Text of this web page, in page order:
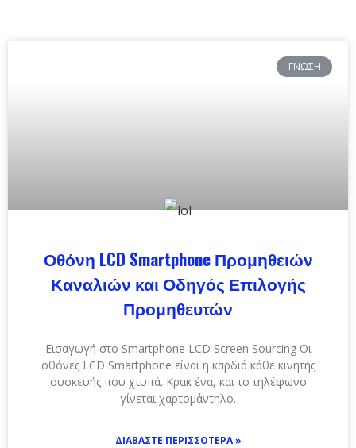
ΓΝΏΣΗ
Οθόνη LCD Smartphone Προμηθειών
Καναλιών και Οδηγός Επιλογής
Προμηθευτών
Εισαγωγή στο Smartphone LCD Screen Sourcing Οι
οθόνες LCD Smartphone είναι η καρδιά κάθε κινητής
συσκευής που χτυπά. Κρακ ένα, και το τηλέφωνο
γίνεται χαρτομάντηλο.
ΔΙΑΒΆΣΤΕ ΠΕΡΙΣΣΌΤΕΡΑ »